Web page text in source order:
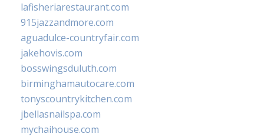
lafisheriarestaurant.com
915jazzandmore.com
aguadulce-countryfair.com
jakehovis.com
bosswingsduluth.com
birminghamautocare.com
tonyscountrykitchen.com
jbellasnailspa.com
mychaihouse.com